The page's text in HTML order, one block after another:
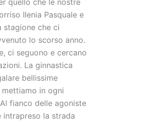
quello che le nostre
Ilenia Pasquale e
stagione che ci
lo scorso anno.
ci seguono e cercano
La ginnastica
bellissime
in ogni
fianco delle agoniste
intrapreso la strada